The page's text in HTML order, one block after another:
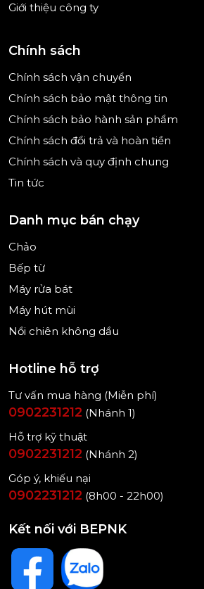
Chức năng nhận biết dụng cụ
Với khả năng nhận biết dụng cụ
trên bếp từ Miele KM 7678 FR,
luôn xuất hiện trực tiếp trên bếp
nấu được đặt ở đâu. Bảng điều
Giới thiệu công ty
Chính sách
Chính sách vận chuyển
Chính sách bảo mật thông tin
Chính sách bảo hành sản phẩm
Chính sách đổi trả và hoàn tiền
Chính sách và quy định chung
Tin tức
Danh mục bán chạy
Chảo
Bếp từ
Máy rửa bát
Máy hút mùi
Nồi chiên không dầu
Hotline hỗ trợ
Tư vấn mua hàng (Miễn phí)
0902231212 (Nhánh 1)
Hỗ trợ kỹ thuật
0902231212 (Nhánh 2)
Góp ý, khiếu nại
0902231212 (8h00 - 22h00)
Kết nối với BEPNK